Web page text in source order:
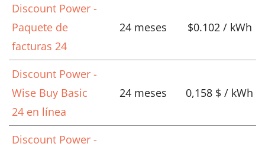
Discount Power -
Paquete de
facturas 24
24 meses $0.102 / kWh
Discount Power -
Wise Buy Basic
24 en línea
24 meses 0,158 $ / kWh
Discount Power -